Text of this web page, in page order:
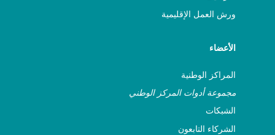
ورش العمل الإقليمية
الأعضاء
المراكز الوطنية
مجموعة أدوات المركز الوطني
الشبكات
الشركاء التابعون